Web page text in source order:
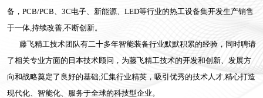
备，PCB/PCB、3C电子、新能源、LED等行业的热工设备集开发生产销售
于一体,持续改善,不断创新。
藤飞精工技术团队有二十多年智能装备行业默默积累的经验，同时聘请
了相关专业方面的日本技术顾问，为藤飞精工技术的开发和创新、发展方
向和战略奠定了良好的基础;汇集行业精英，吸引优秀的技术人才,精心打造
现代化、智能化、服务于全球的科技型企业。